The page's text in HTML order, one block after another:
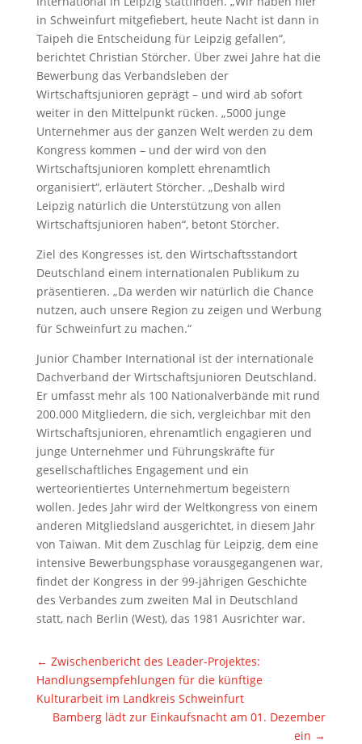
in Schweinfurt mitgefiebert, heute Nacht ist dann in
Taipeh die Entscheidung für Leipzig gefallen“,
berichtet Christian Störcher. Über zwei Jahre hat die
Bewerbung das Verbandsleben der
Wirtschaftsjunioren geprägt – und wird ab sofort
weiter in den Mittelpunkt rücken. „5000 junge
Unternehmer aus der ganzen Welt werden zu dem
Kongress kommen – und der wird von den
Wirtschaftsjunioren komplett ehrenamtlich
organisiert“, erläutert Störcher. „Deshalb wird
Leipzig natürlich die Unterstützung von allen
Wirtschaftsjunioren haben“, betont Störcher.
Ziel des Kongresses ist, den Wirtschaftsstandort
Deutschland einem internationalen Publikum zu
präsentieren. „Da werden wir natürlich die Chance
nutzen, auch unsere Region zu zeigen und Werbung
für Schweinfurt zu machen.“
Junior Chamber International ist der internationale
Dachverband der Wirtschaftsjunioren Deutschland.
Er umfasst mehr als 100 Nationalverbände mit rund
200.000 Mitgliedern, die sich, vergleichbar mit den
Wirtschaftsjunioren, ehrenamtlich engagieren und
junge Unternehmer und Führungskräfte für
gesellschaftliches Engagement und ein
werteorientiertes Unternehmertum begeistern
wollen. Jedes Jahr wird der Weltkongress von einem
anderen Mitgliedsland ausgerichtet, in diesem Jahr
von Taiwan. Mit dem Zuschlag für Leipzig, dem eine
intensive Bewerbungsphase vorausgegangenen war,
findet der Kongress in der 99-jährigen Geschichte
des Verbandes zum zweiten Mal in Deutschland
statt, nach Berlin (West), das 1981 Ausrichter war.
← Zwischenbericht des Leader-Projektes:
Handlungsempfehlungen für die künftige
Kulturarbeit im Landkreis Schweinfurt
Bamberg lädt zur Einkaufsnacht am 01. Dezember
ein →